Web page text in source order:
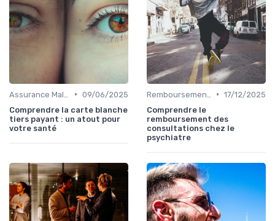
• 09/06/2025
Comprendre la carte blanche
tiers payant : un atout pour
votre santé
• 17/12/2025
Comprendre le
remboursement des
consultations chez le
psychiatre